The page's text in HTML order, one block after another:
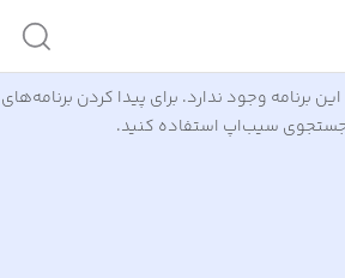
برنامه وجود ندارد. برای پیدا کردن برنامه‌های
جستجوی سیب‌اپ استفاده کنید.